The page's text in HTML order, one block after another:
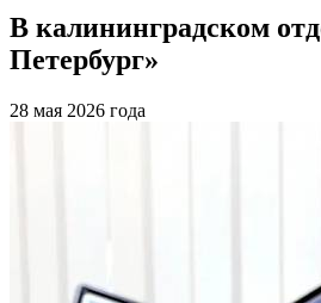
В калининградском
Петербург»
28 мая 2026 года